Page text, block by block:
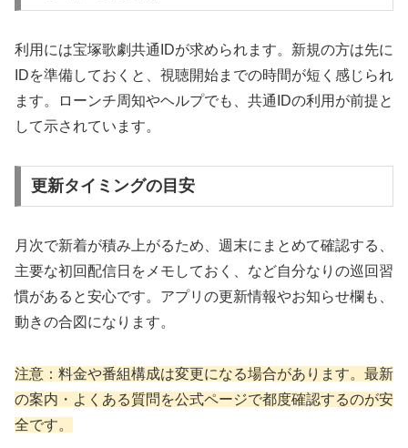
利用には宝塚歌劇共通IDが求められます。新規の方は先に
IDを準備しておくと、視聴開始までの時間が短く感じられ
ます。ローンチ周知やヘルプでも、共通IDの利用が前提と
して示されています。
更新タイミングの目安
月次で新着が積み上がるため、週末にまとめて確認する、
主要な初回配信日をメモしておく、など自分なりの巡回習
慣があると安心です。アプリの更新情報やお知らせ欄も、
動きの合図になります。
注意：料金や番組構成は変更になる場合があります。最新
の案内・よくある質問を公式ページで都度確認するのが安
全です。